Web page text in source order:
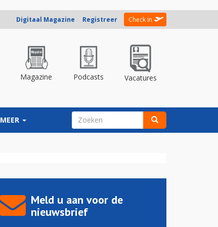
Digitaal Magazine Registreer Check in
Magazine Podcasts Vacatures
MEER ZOEKVELD
Meld u aan voor de
nieuwsbrief